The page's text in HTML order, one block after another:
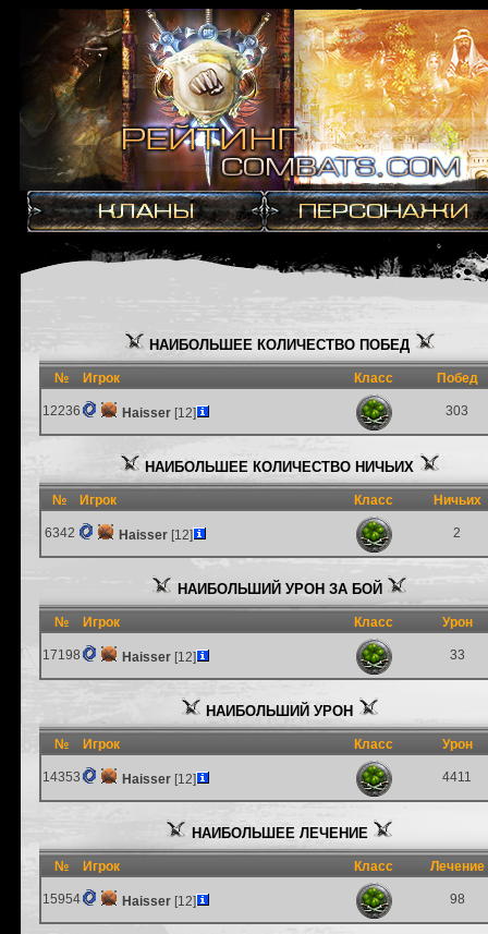
НАИБОЛЬШЕЕ КОЛИЧЕСТВО ПОБЕД
№ Игрок Класс Побед
12236 Haisser [12] 303
НАИБОЛЬШЕЕ КОЛИЧЕСТВО НИЧЬИХ
№ Игрок Класс Ничьих
6342 Haisser [12] 2
НАИБОЛЬШИЙ УРОН ЗА БОЙ
№ Игрок Класс Урон
17198 Haisser [12] 33
НАИБОЛЬШИЙ УРОН
№ Игрок Класс Урон
14353 Haisser [12] 4411
НАИБОЛЬШЕЕ ЛЕЧЕНИЕ
№ Игрок Класс Лечение
15954 Haisser [12] 98